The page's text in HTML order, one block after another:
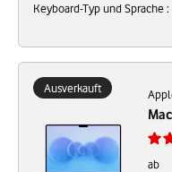
Keyboard-Typ und Sprache :
Ausverkauft
ab